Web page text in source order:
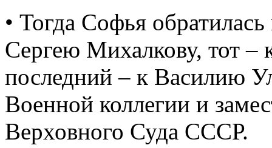
• Тогда Софья
Сергею Михалкову, тот –
последний – к Василию
Военной коллегии и
Верховного Суда СССР.